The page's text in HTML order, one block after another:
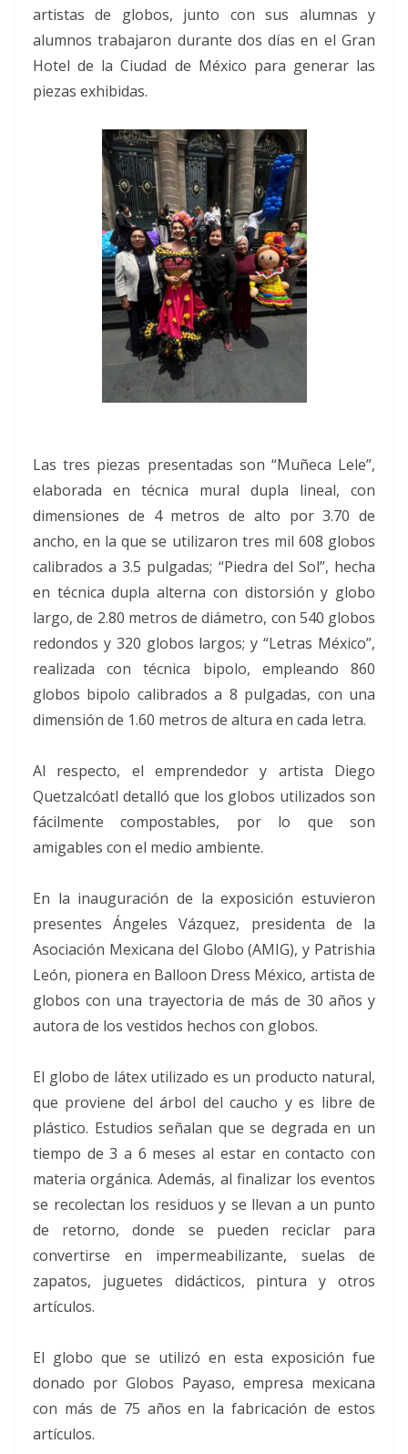
artistas de globos, junto con sus alumnas y
alumnos trabajaron durante dos días en el Gran
Hotel de la Ciudad de México para generar las
piezas exhibidas.
Las tres piezas presentadas son “Muñeca Lele”,
elaborada en técnica mural dupla lineal, con
dimensiones de 4 metros de alto por 3.70 de
ancho, en la que se utilizaron tres mil 608 globos
calibrados a 3.5 pulgadas; “Piedra del Sol”, hecha
en técnica dupla alterna con distorsión y globo
largo, de 2.80 metros de diámetro, con 540 globos
redondos y 320 globos largos; y “Letras México”,
realizada con técnica bipolo, empleando 860
globos bipolo calibrados a 8 pulgadas, con una
dimensión de 1.60 metros de altura en cada letra.
Al respecto, el emprendedor y artista Diego
Quetzalcóatl detalló que los globos utilizados son
fácilmente compostables, por lo que son
amigables con el medio ambiente.
En la inauguración de la exposición estuvieron
presentes Ángeles Vázquez, presidenta de la
Asociación Mexicana del Globo (AMIG), y Patrishia
León, pionera en Balloon Dress México, artista de
globos con una trayectoria de más de 30 años y
autora de los vestidos hechos con globos.
El globo de látex utilizado es un producto natural,
que proviene del árbol del caucho y es libre de
plástico. Estudios señalan que se degrada en un
tiempo de 3 a 6 meses al estar en contacto con
materia orgánica. Además, al finalizar los eventos
se recolectan los residuos y se llevan a un punto
de retorno, donde se pueden reciclar para
convertirse en impermeabilizante, suelas de
zapatos, juguetes didácticos, pintura y otros
artículos.
El globo que se utilizó en esta exposición fue
donado por Globos Payaso, empresa mexicana
con más de 75 años en la fabricación de estos
artículos.